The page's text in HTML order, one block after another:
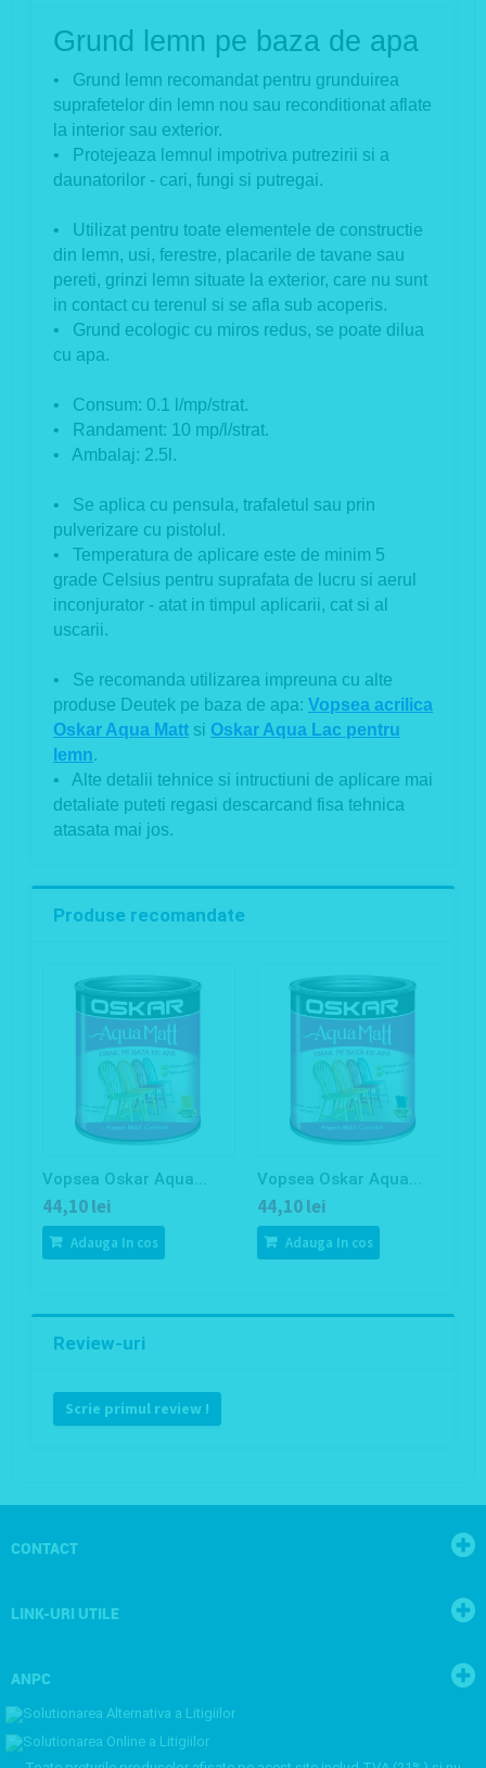
Grund lemn pe baza de apa
• Grund lemn recomandat pentru grunduirea
suprafetelor din lemn nou sau reconditionat aflate
la interior sau exterior.
• Protejeaza lemnul impotriva putrezirii si a
daunatorilor - cari, fungi si putregai.
• Utilizat pentru toate elementele de constructie
din lemn, usi, ferestre, placarile de tavane sau
pereti, grinzi lemn situate la exterior, care nu sunt
in contact cu terenul si se afla sub acoperis.
• Grund ecologic cu miros redus, se poate dilua
cu apa.
• Consum: 0.1 l/mp/strat.
• Randament: 10 mp/l/strat.
• Ambalaj: 2.5l.
• Se aplica cu pensula, trafaletul sau prin
pulverizare cu pistolul.
• Temperatura de aplicare este de minim 5
grade Celsius pentru suprafata de lucru si aerul
inconjurator - atat in timpul aplicarii, cat si al
uscarii.
• Se recomanda utilizarea impreuna cu alte
produse Deutek pe baza de apa: Vopsea acrilica
Oskar Aqua Matt si Oskar Aqua Lac pentru
lemn.
• Alte detalii tehnice si intructiuni de aplicare mai
detaliate puteti regasi descarcand fisa tehnica
atasata mai jos.
Produse recomandate
Vopsea Oskar Aqua...
44,10 lei
Adauga In cos
Vopsea Oskar Aqua...
44,10 lei
Adauga In cos
Review-uri
Scrie primul review !
CONTACT
LINK-URI UTILE
ANPC